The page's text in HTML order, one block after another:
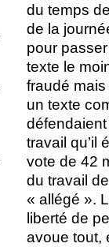
du temps
de la
pour
texte le
fraudé
un texte
travail qu’il
vote de 42
du travail
« allégé ».
liberté de
avoue tout,